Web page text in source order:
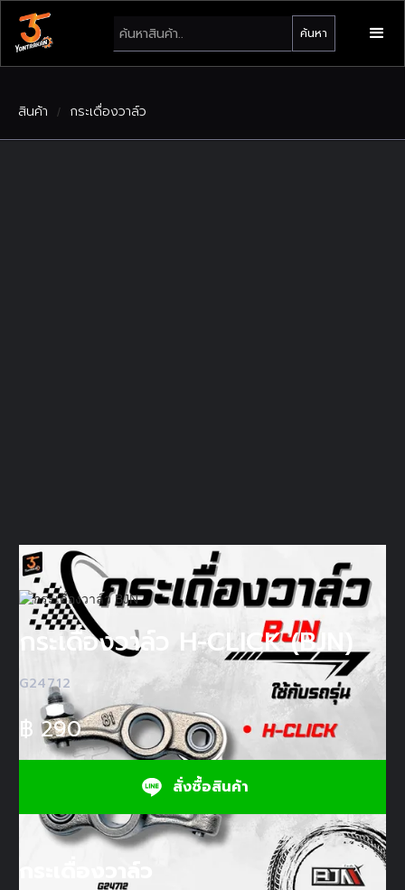
สินค้า / กระเดื่องวาล์ว
กระเดื่องวาล์ว H-CLICK (BJN)
G24712
฿ 290
สั่งซื้อสินค้า